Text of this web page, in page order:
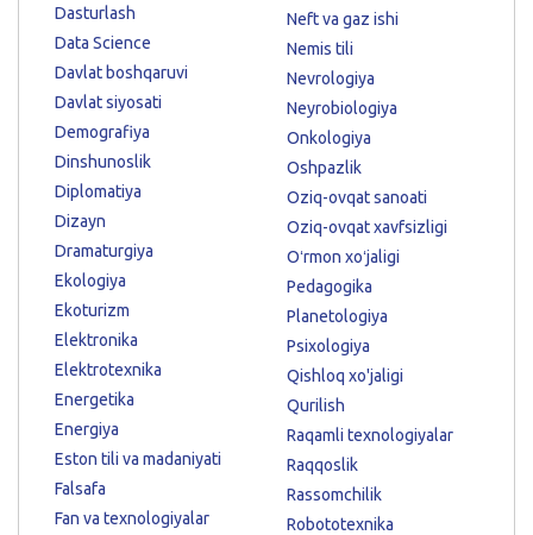
Dasturlash
Data Science
Davlat boshqaruvi
Davlat siyosati
Demografiya
Dinshunoslik
Diplomatiya
Dizayn
Dramaturgiya
Ekologiya
Ekoturizm
Elektronika
Elektrotexnika
Energetika
Energiya
Eston tili va madaniyati
Falsafa
Fan va texnologiyalar
Neft va gaz ishi
Nemis tili
Nevrologiya
Neyrobiologiya
Onkologiya
Oshpazlik
Oziq-ovqat sanoati
Oziq-ovqat xavfsizligi
Oʻrmon xoʻjaligi
Pedagogika
Planetologiya
Psixologiya
Qishloq xo'jaligi
Qurilish
Raqamli texnologiyalar
Raqqoslik
Rassomchilik
Robototexnika